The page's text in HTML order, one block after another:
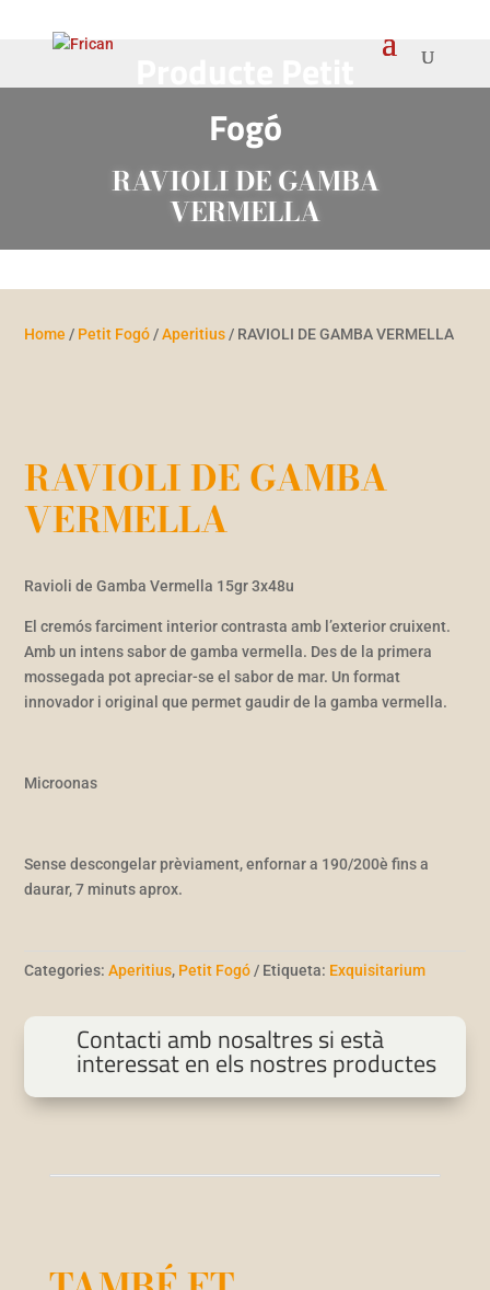
Fogó
RAVIOLI DE GAMBA
VERMELLA
Home / Petit Fogó /Aperitius / RAVIOLI DE GAMBA VERMELLA
RAVIOLI DE GAMBA
VERMELLA
Ravioli de Gamba Vermella 15gr 3x48u
El cremós farciment interior contrasta amb l’exterior cruixent.
Amb un intens sabor de gamba vermella. Des de la primera
mossegada pot apreciar-se el sabor de mar. Un format
innovador i original que permet gaudir de la gamba vermella.
Microonas
Sense descongelar prèviament, enfornar a 190/200è fins a
daurar, 7 minuts aprox.
Categories:Aperitius, Petit Fogó Etiqueta: Exquisitarium
Contacti amb nosaltres si està
interessat en els nostres productes